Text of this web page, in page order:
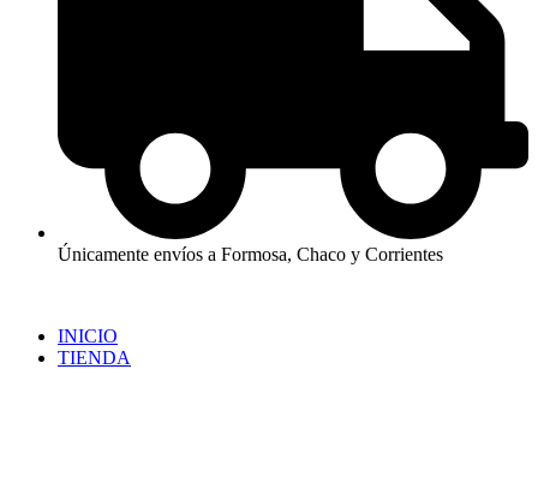
Únicamente envíos a Formosa, Chaco y Corrientes
INICIO
TIENDA